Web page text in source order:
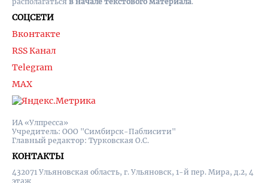
ИА «Улпресса»
Учредитель: ООО "Симбирск-Паблисити"
Главный редактор: Турковская О.С.
КОНТАКТЫ
432071 Ульяновская область, г. Ульяновск, 1-й пер. Мира, д.2, 4
этаж
СОЦСЕТИ
Вконтакте
RSS Канал
Telegram
MAX